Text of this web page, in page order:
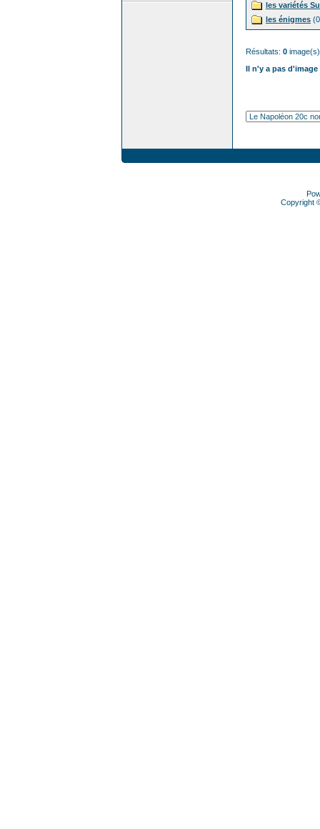
les variétés
les énigmes
Résultats: 0
Il n'y a pas
Copyright